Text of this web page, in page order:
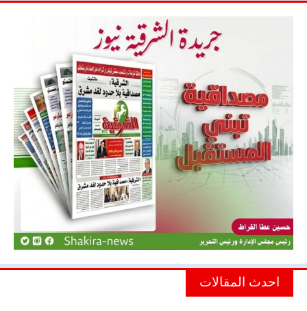
احدث المقالات